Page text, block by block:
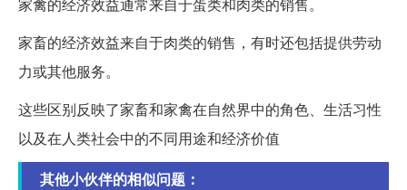
家畜的经济效益来自于肉类的销售，有时还包括提供劳动
力或其他服务。
这些区别反映了家畜和家禽在自然界中的角色、生活习性
以及在人类社会中的不同用途和经济价值
其他小伙伴的相似问题：